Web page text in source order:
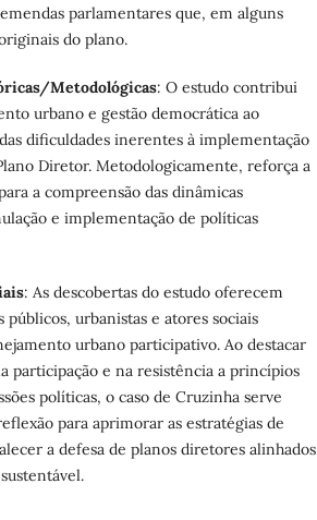
parlamentares que, em alguns
do plano.
Metodológicas: O estudo contribui
urbano e gestão democrática ao
dificuldades inerentes à implementação
Diretor. Metodologicamente, reforça a
a compreensão das dinâmicas
e implementação de políticas
: As descobertas do estudo oferecem
urbanistas e atores sociais
urbano participativo. Ao destacar
participação e na resistência a princípios
políticas, o caso de Cruzinha serve
para aprimorar as estratégias de
a defesa de planos diretores alinhados